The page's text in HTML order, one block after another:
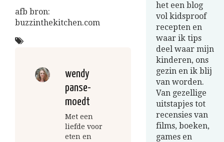
afb bron:
buzzinthekitchen.com
wendy
panse-
moedt
Met een
liefde voor
eten en
het een blog
vol kidsproof
recepten en
waar ik tips
deel waar mijn
kinderen, ons
gezin en ik blij
van worden.
Van gezellige
uitstapjes tot
recensies van
films, boeken,
games en